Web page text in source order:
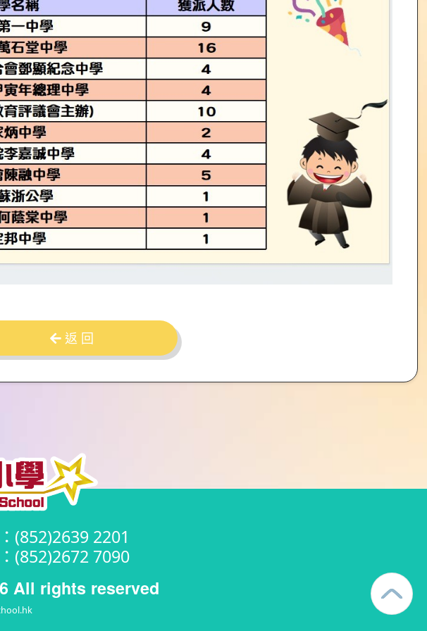
返 回
(852)2639 2201
(852)2672 7090
All rights reserved